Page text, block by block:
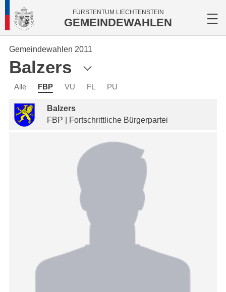
FÜRSTENTUM LIECHTENSTEIN
GEMEINDEWAHLEN
Gemeindewahlen 2011
Balzers
Alle FBP VU FL PU
Balzers
FBP | Fortschrittliche Bürgerpartei